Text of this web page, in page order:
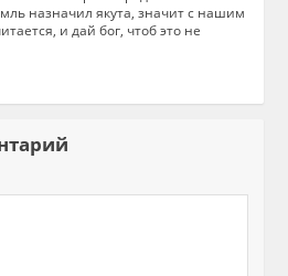
назначил якута, значит с нашим
и дай бог, чтоб это не